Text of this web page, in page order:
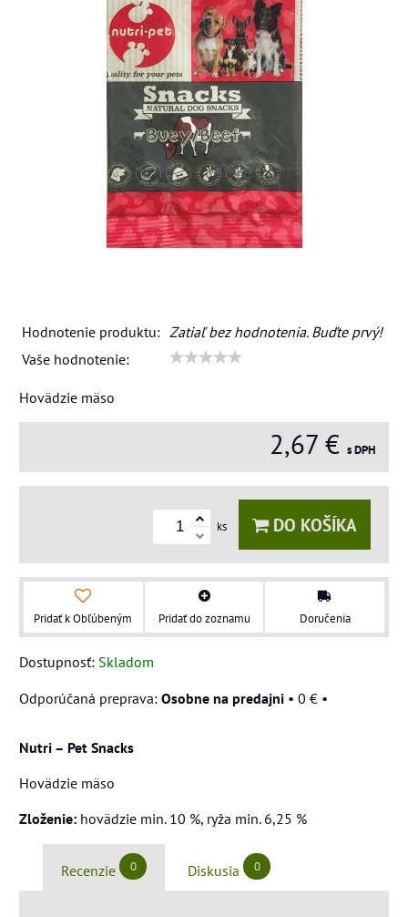
Hodnotenie produktu: Zatiaľ bez hodnotenia. Buďte prvý!
Vaše hodnotenie:
Hovädzie mäso
2,67 € s DPH
ks DO KOŠÍKA
Pridať k Obľúbeným Pridať do zoznamu Doručenia
Dostupnosť: Skladom
Osobne na predajni • 0 € •
Nutri – Pet Snacks
Hovädzie mäso
Zloženie: hovädzie min. 10 %, ryža min. 6,25 %
Recenzie 0 Diskusia 0